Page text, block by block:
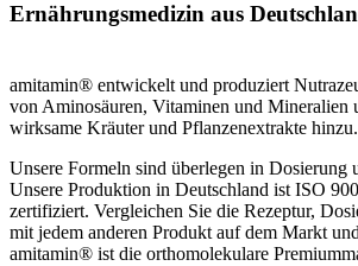
Ernährungsmedizin aus
amitamin® entwickelt und produziert
von Aminosäuren, Vitaminen und Mineralien
wirksame Kräuter und Pflanzenextrakte hinzu.
Unsere Formeln sind überlegen in Dosierung
Unsere Produktion in Deutschland ist ISO
zertifiziert. Vergleichen Sie die Rezeptur,
mit jedem anderen Produkt auf dem Markt
amitamin® ist die orthomolekulare